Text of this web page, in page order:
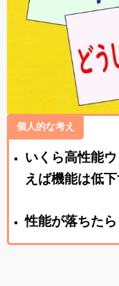
個人的な考え
いくら高性能
えば機能は低
性能が落ちた